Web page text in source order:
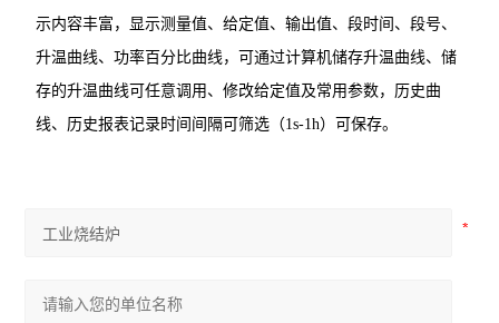
示内容丰富，显示测量值、给定值、输出值、段时间、段号、
升温曲线、功率百分比曲线，可通过计算机储存升温曲线、储
存的升温曲线可任意调用、修改给定值及常用参数，历史曲
线、历史报表记录时间间隔可筛选（1s-1h）可保存。